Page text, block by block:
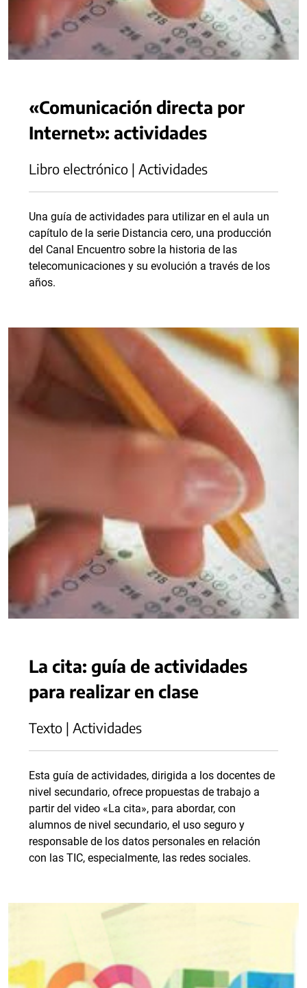
«Comunicación directa por
Internet»: actividades
Libro electrónico | Actividades
Una guía de actividades para utilizar en el aula un
capítulo de la serie Distancia cero, una producción
del Canal Encuentro sobre la historia de las
telecomunicaciones y su evolución a través de los
años.
La cita: guía de actividades
para realizar en clase
Texto | Actividades
Esta guía de actividades, dirigida a los docentes de
nivel secundario, ofrece propuestas de trabajo a
partir del video «La cita», para abordar, con
alumnos de nivel secundario, el uso seguro y
responsable de los datos personales en relación
con las TIC, especialmente, las redes sociales.